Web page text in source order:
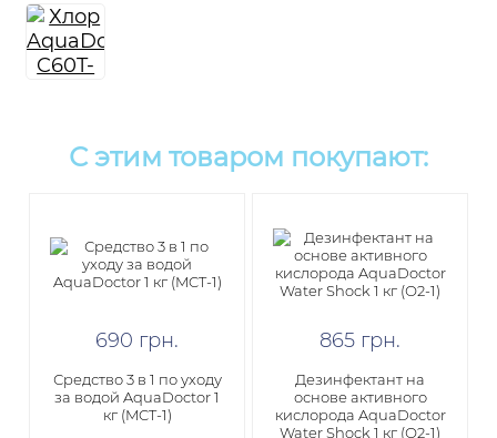
С этим товаром покупают:
690 грн.
Средство 3 в 1 по уходу
за водой AquaDoctor 1
кг (MCT-1)
865 грн.
Дезинфектант на
основе активного
кислорода AquaDoctor
Water Shock 1 кг (О2-1)